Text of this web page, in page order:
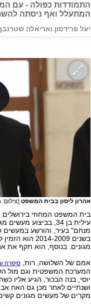
התמודדות כפולה - עם
המתעלל ואף ניסתה
יעל פרידסון ואריאלה
אהרון ליסון בבית המשפט (צילום:
בית המשפט המחוזי
עילית בן 34, בביצוע
בשנים 2014-
מגונים. בנוסף, הוא תקף את
אמם של השלושה, רות, סיפרה
המערכת המשפטית וגם מול
ושנתיים לאחר מכן גם האח
מקרים של מעשים מגונים